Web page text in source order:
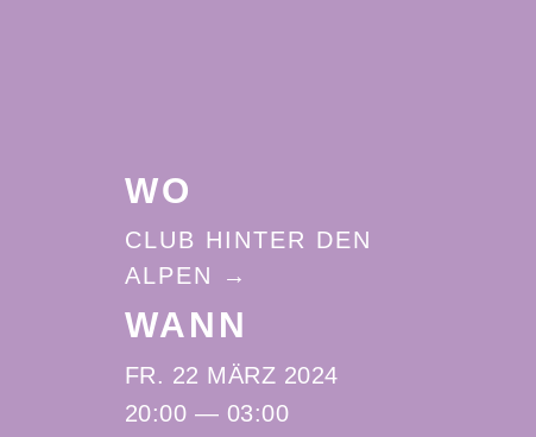
WO
CLUB HINTER DEN
ALPEN
WANN
FR. 22 MÄRZ 2024
20:00 — 03:00